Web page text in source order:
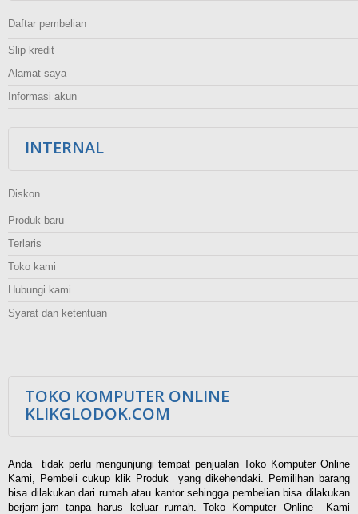
Daftar pembelian
Slip kredit
Alamat saya
Informasi akun
INTERNAL
Diskon
Produk baru
Terlaris
Toko kami
Hubungi kami
Syarat dan ketentuan
TOKO KOMPUTER ONLINE
KLIKGLODOK.COM
Anda tidak perlu mengunjungi tempat penjualan Toko Komputer Online
Kami, Pembeli cukup klik Produk yang dikehendaki. Pemilihan barang
bisa dilakukan dari rumah atau kantor sehingga pembelian bisa dilakukan
berjam-jam tanpa harus keluar rumah. Toko Komputer Online Kami